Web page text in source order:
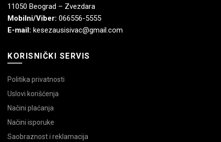
11050 Beograd – Zvezdara
Mobilni/Viber: 066556-5555
E-mail: kesezausisivac@gmail.com
KORISNIČKI SERVIS
Politika privatnosti
Uslovi korišćenja
Načini plaćanja
Načini isporuke
Saobraznost i reklamacija